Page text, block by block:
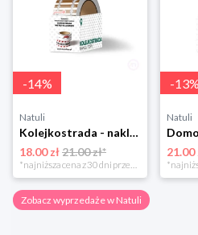
-14%
Natuli
Kolejkostrada - naklejaj tory Zuzutoys
18.00 zł21.00 zł*
*najniższa cena z 30 dni przed obniżką
-13%
Natuli
21.00
Zobacz wyprzedaże w Natuli